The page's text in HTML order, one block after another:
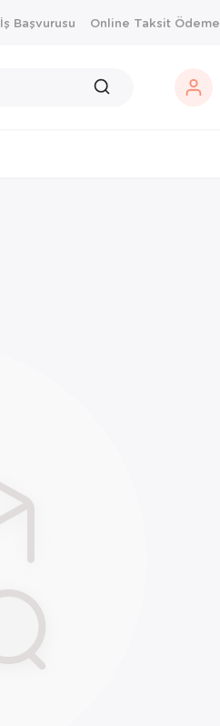
İş Başvurusu Online Taksit Ödeme